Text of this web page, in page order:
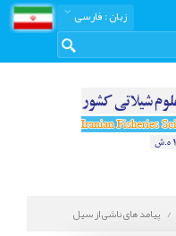
زبان: فارسی
پیامد های ناشی از سیل